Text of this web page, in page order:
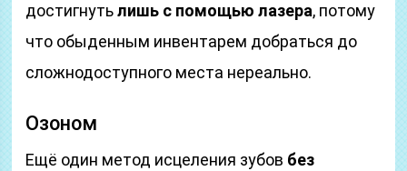
достигнутьлишь с помощью лазера, потому
что обыденным инвентарем добраться до
сложнодоступного места нереально.
Озоном
Ещё один метод исцеления зубов без